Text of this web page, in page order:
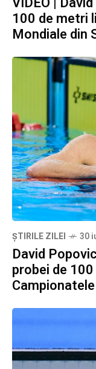
100 de metri
Mondiale din
ȘTIRILE ZILEI 30
David
probei de